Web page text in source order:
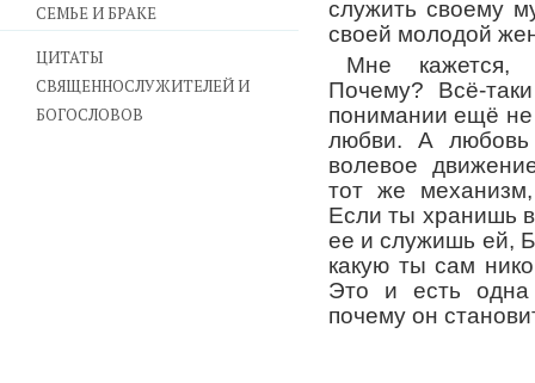
СЕМЬЕ И БРАКЕ
ЦИТАТЫ
СВЯЩЕННОСЛУЖИТЕЛЕЙ И
БОГОСЛОВОВ
служить своему
своей молодой
Мне кажется,
Почему? Всё-
понимании ещё
любви. А
волевое
тот же
Если ты хранишь
ее и служишь ей,
какую ты сам
Это и есть одна
почему он